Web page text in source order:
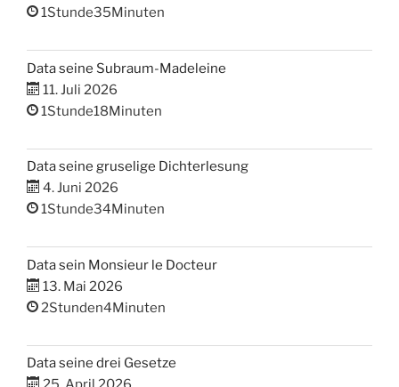
1Stunde35Minuten
Data seine Subraum-Madeleine
11. Juli 2026
1Stunde18Minuten
Data seine gruselige Dichterlesung
4. Juni 2026
1Stunde34Minuten
Data sein Monsieur le Docteur
13. Mai 2026
2Stunden4Minuten
Data seine drei Gesetze